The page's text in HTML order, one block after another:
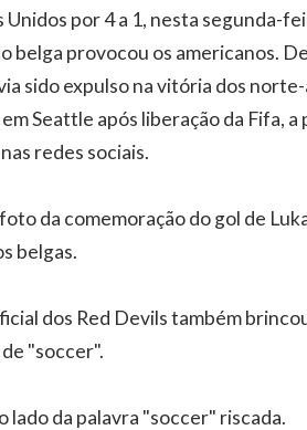
por 4 a 1, nesta segunda-
belga provocou os americanos.
sido expulso na vitória dos
Seattle após liberação da Fifa, a
redes sociais.
da comemoração do gol de
belgas.
dos Red Devils também
"soccer".
lado da palavra "soccer" riscada.